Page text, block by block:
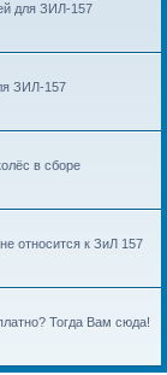
для ЗИЛ-157
ЗИЛ-157
в сборе
относится к ЗиЛ 157
Тогда Вам сюда!